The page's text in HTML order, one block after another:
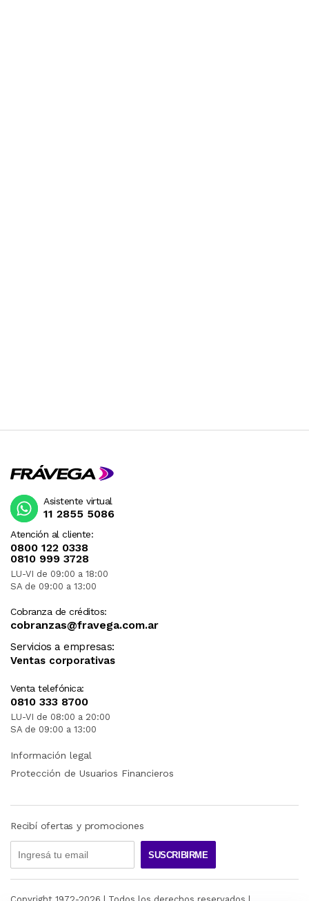
Atención al cliente:
0800 122 0338
0810 999 3728
LU-VI de 09:00 a 18:00
SA de 09:00 a 13:00
Cobranza de créditos:
cobranzas@fravega.com.ar
Servicios a empresas:
Ventas corporativas
Venta telefónica:
0810 333 8700
LU-VI de 08:00 a 20:00
SA de 09:00 a 13:00
Asistente virtual
11 2855 5086
Información legal
Protección de Usuarios Financieros
Recibí ofertas y promociones
SUSCRIBIRME